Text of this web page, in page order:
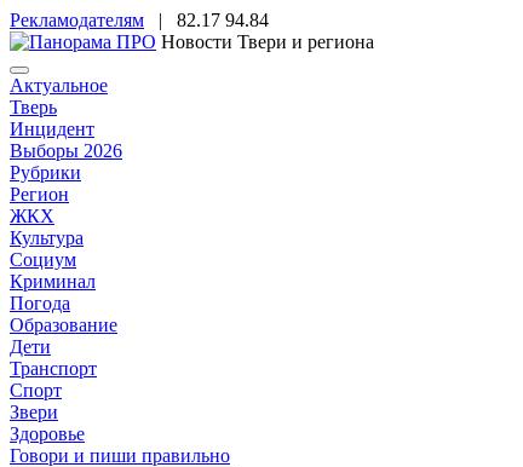
Рекламодателям | 82.17 94.84
Новости Твери и региона
Актуальное
Тверь
Инцидент
Выборы 2026
Рубрики
Регион
ЖКХ
Культура
Социум
Криминал
Погода
Образование
Дети
Транспорт
Спорт
Звери
Здоровье
Говори и пиши правильно